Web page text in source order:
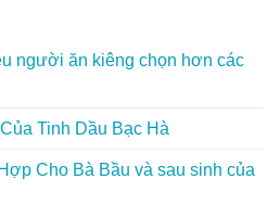
người ăn kiêng chọn hơn các
Tinh Dầu Bạc Hà
Cho Bà Bầu và sau sinh của